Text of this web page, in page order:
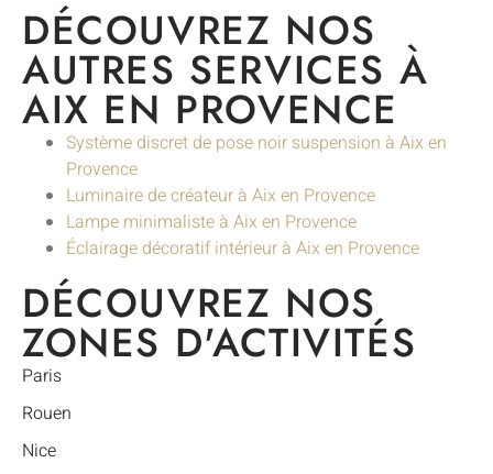
DÉCOUVREZ NOS
AUTRES SERVICES À
AIX EN PROVENCE
Système discret de pose noir suspension à Aix en
Provence
Luminaire de créateur à Aix en Provence
Lampe minimaliste à Aix en Provence
Éclairage décoratif intérieur à Aix en Provence
DÉCOUVREZ NOS
ZONES D'ACTIVITÉS
Paris
Rouen
Nice